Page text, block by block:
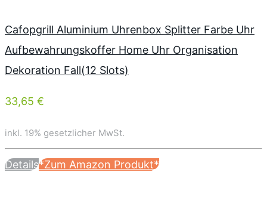
Cafopgrill Aluminium Uhrenbox Splitter Farbe Uhr
Aufbewahrungskoffer Home Uhr Organisation
Dekoration Fall(12 Slots)
33,65 €
inkl. 19% gesetzlicher MwSt.
Details*Zum Amazon Produkt*